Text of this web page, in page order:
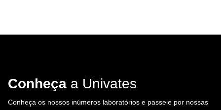
Conheça a Univates
Conheça os nossos inúmeros laboratórios e passeie por nossas